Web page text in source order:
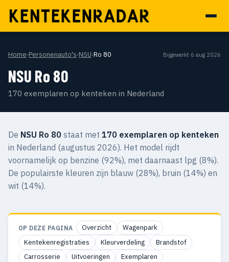
Home›Personenauto's›NSU›Ro 80 Bijgewerkt 6 aug 2026
NSU Ro 80
170 exemplaren op kenteken in Nederland
De NSU Ro 80 staat met 170 exemplaren op kenteken
in Nederland (augustus 2026). Het model rijdt
voornamelijk op benzine (92%), met daarnaast lpg (8%).
De populairste kleuren zijn blauw (28%), bruin (14%) en
wit (14%).
OP DEZE PAGINA Overzicht
Wagenpark
Kentekenregistraties
Kleurverdeling
Brandstof
Carrosserie
Uitvoeringen Exemplaren